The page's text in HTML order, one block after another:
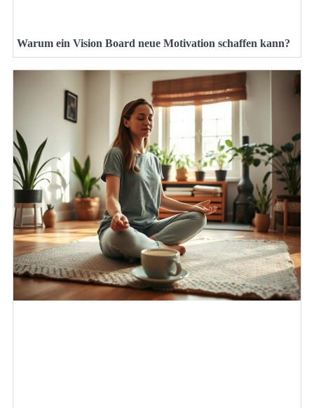
Warum ein Vision Board neue Motivation schaffen kann?